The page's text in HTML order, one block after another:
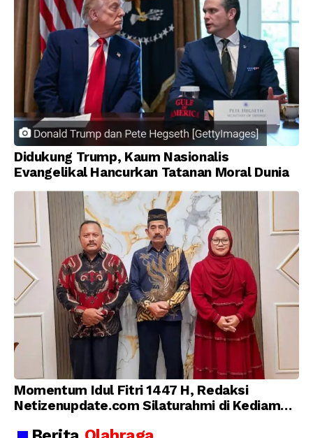
Didukung Trump, Kaum Nasionalis
Evangelikal Hancurkan Tatanan Moral Dunia
Momentum Idul Fitri 1447 H, Redaksi
Netizenupdate.com Silaturahmi di Kediaman